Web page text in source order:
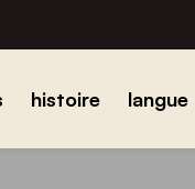
histoire langue